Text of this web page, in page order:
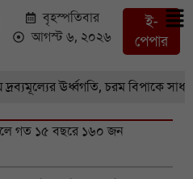
বৃহস্পতিবার
আগস্ট ৬, ২০২৬
ই-
পেপার
ঊর্ধ্বগতি, চরম বিপাকে সাধারণ
গত ১৫ বছরে ১৬০ জন